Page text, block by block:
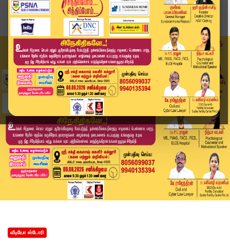
Home
வீடியோ ஸ்டோரி
"Operation - Drug Free கோவை" என்ற பெயரில் மாவட்...
வீடியோ ஸ்டோரி